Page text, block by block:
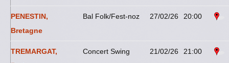
PENESTIN,
Bretagne
Bal Folk/Fest-noz 27/02/26 20:00
TREMARGAT,
Concert Swing 21/02/26 21:00